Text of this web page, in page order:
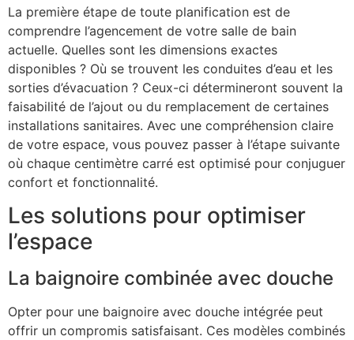
La première étape de toute planification est de
comprendre l’agencement de votre salle de bain
actuelle. Quelles sont les dimensions exactes
disponibles ? Où se trouvent les conduites d’eau et les
sorties d’évacuation ? Ceux-ci détermineront souvent la
faisabilité de l’ajout ou du remplacement de certaines
installations sanitaires. Avec une compréhension claire
de votre espace, vous pouvez passer à l’étape suivante
où chaque centimètre carré est optimisé pour conjuguer
confort et fonctionnalité.
Les solutions pour optimiser
l’espace
La baignoire combinée avec douche
Opter pour une baignoire avec douche intégrée peut
offrir un compromis satisfaisant. Ces modèles combinés